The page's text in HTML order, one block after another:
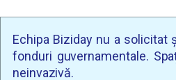
Echipa Biziday nu a
fonduri guvernamentale.
neinvazivă.